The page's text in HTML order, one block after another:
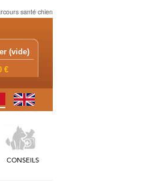
santé chien
(vide)
€
CONSEILS